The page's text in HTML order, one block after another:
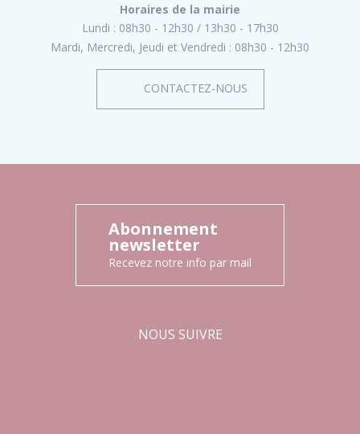
Horaires de la mairie
Lundi : 08h30 - 12h30
13h30 - 17h30
Mardi, Mercredi, Jeudi et Vendredi : 08h30 - 12h30
CONTACTEZ-NOUS
Abonnement
newsletter
Recevez notre info par mail
NOUS SUIVRE